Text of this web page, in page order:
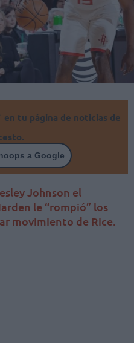
en tu página de noticias de
a Google
Johnson el
le “rompió” los
movimiento de Rice.